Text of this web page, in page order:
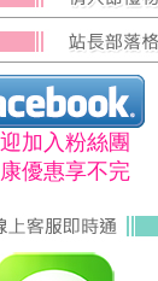
加入粉絲團
優惠享不完